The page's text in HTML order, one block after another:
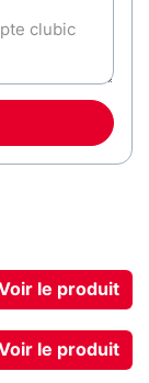
le produit
le produit